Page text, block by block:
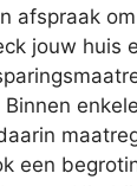
afspraak
jouw huis
een